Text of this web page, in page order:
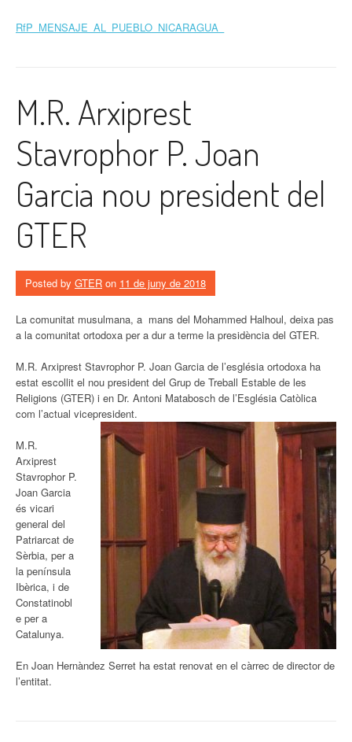
RfP_MENSAJE_AL_PUEBLO_NICARAGUA_
M.R. Arxiprest
Stavrophor P. Joan
Garcia nou president del
GTER
Posted by GTER on 11 de juny de 2018
La comunitat musulmana, a mans del Mohammed Halhoul, deixa pas
a la comunitat ortodoxa per a dur a terme la presidència del GTER.
M.R. Arxiprest Stavrophor P. Joan Garcia de l’església ortodoxa ha
estat escollit el nou president del Grup de Treball Estable de les
Religions (GTER) i en Dr. Antoni Matabosch de l’Església Catòlica
com l’actual vicepresident.
M.R.
Arxiprest
Stavrophor P.
Joan Garcia
és vicari
general del
Patriarcat de
Sèrbia, per a
la península
Ibèrica, i de
Constatinobl
e per a
Catalunya.
En Joan Hernàndez Serret ha estat renovat en el càrrec de director de
l’entitat.